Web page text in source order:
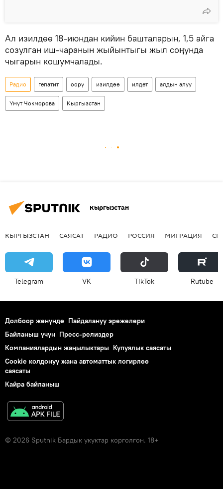
Ал изилдөө 18-июндан кийин башталарын, 1,5 айга
созулган иш-чаранын жыйынтыгы жыл соӊунда
чыгарын кошумчалады.
Радио гепатит оору изилдөө илдет алдын алуу
Үмүт Чокморова Кыргызстан
Кыргызстан
КЫРГЫЗСТАН САЯСАТ РАДИО РОССИЯ МИГРАЦИЯ
Telegram VK ТikТоk Rutube
Долбоор жөнүндө Пайдалануу эрежелери
Байланыш үчүн Пресс-релиздер
Компаниялардын жаңылыктары Купуялык саясаты
Cookie колдонуу жана автоматтык логирлөө
саясаты
Кайра байланыш
© 2026 Sputnik Бардык укуктар корголгон. 18+